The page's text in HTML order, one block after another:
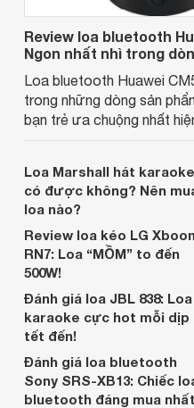
Review loa bluetooth
Ngon nhất nhì trong
Loa bluetooth Huawei
trong những dòng sản
bạn trẻ ưa chuộng nhất
Loa Marshall hát karaoke
có được không? Nên
loa nào?
Review loa kéo LG
RN7: Loa “MỒM” to đến
500W!
Đánh giá loa JBL 838: Loa
karaoke cực hot mỗi dịp
tết đến!
Đánh giá loa bluetooth
Sony SRS-XB13: Chiếc
bluetooth đáng mua nhất